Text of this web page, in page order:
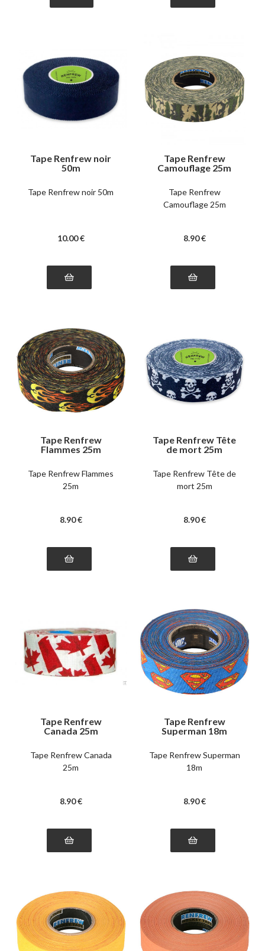
Tape Renfrew noir
50m
Tape Renfrew noir 50m
10.00 €
Tape Renfrew
Camouflage 25m
Tape Renfrew
Camouflage 25m
8.90 €
Tape Renfrew
Flammes 25m
Tape Renfrew Flammes
25m
8.90 €
Tape Renfrew Tête
de mort 25m
Tape Renfrew Tête de
mort 25m
8.90 €
Tape Renfrew
Canada 25m
Tape Renfrew Canada
25m
8.90 €
Tape Renfrew
Superman 18m
Tape Renfrew Superman
18m
8.90 €